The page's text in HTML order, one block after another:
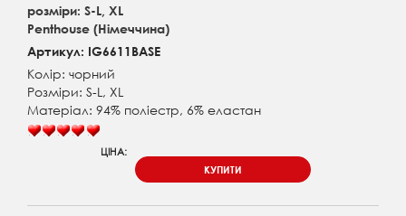
розміри: S-L, XL
Penthouse (Німеччина)
Артикул: IG6611BASE
Колір: чорний
Розміри: S-L, XL
Матеріал: 94% поліестр, 6% еластан
ЦІНА:
КУПИТИ